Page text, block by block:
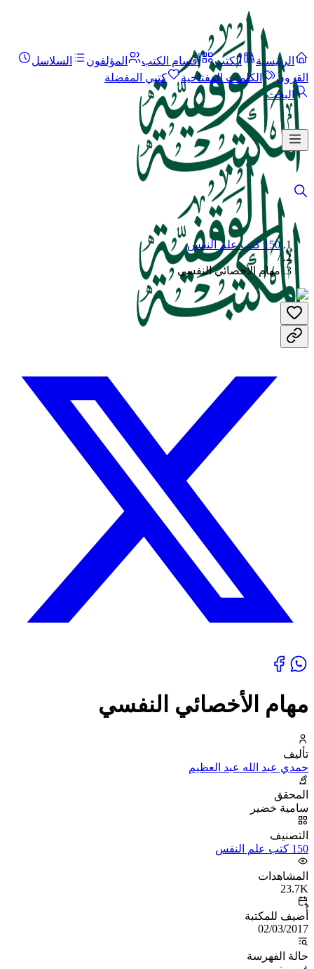
الرئيسية الكتب أقسام الكتب المؤلفون
السلاسل
القرون
الكلمات المفتاحية
كتبي المفضلة
البحث
150 كتب علم النفس
/
مهام الأخصائي النفسي
مهام الأخصائي النفسي
تأليف
حمدي عبد الله عبد العظيم
المحقق
سامية خضير
التصنيف
150 كتب علم النفس
المشاهدات
23.7K
أُضيف للمكتبة
02/03/2017
حالة الفهرسة